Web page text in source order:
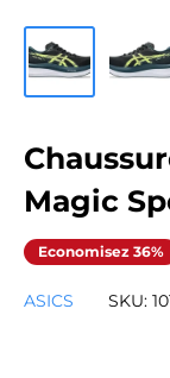
Magic
Economisez 36%
ASICS SKU: